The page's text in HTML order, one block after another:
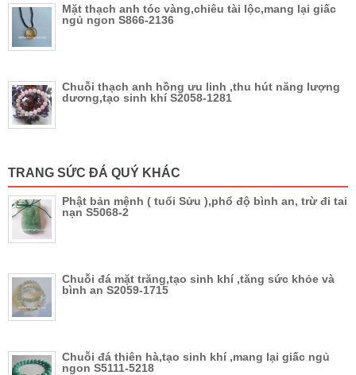
Mặt thạch anh tóc vàng,chiêu tài lộc,mang lại giấc
ngủ ngon S866-2136
Chuỗi thạch anh hồng ưu linh ,thu hút năng lượng
dương,tạo sinh khí S2058-1281
TRANG SỨC ĐÁ QUÝ KHÁC
Phật bản mệnh ( tuổi Sửu ),phổ độ bình an, trừ đi tai
nạn S5068-2
Chuỗi đá mặt trăng,tạo sinh khí ,tăng sức khỏe và
bình an S2059-1715
Chuỗi đá thiên hà,tạo sinh khí ,mang lại giấc ngủ
ngon S5111-5218